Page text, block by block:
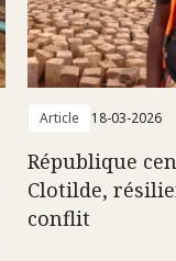
Article 18-03-2026
République
Clotilde,
conflit